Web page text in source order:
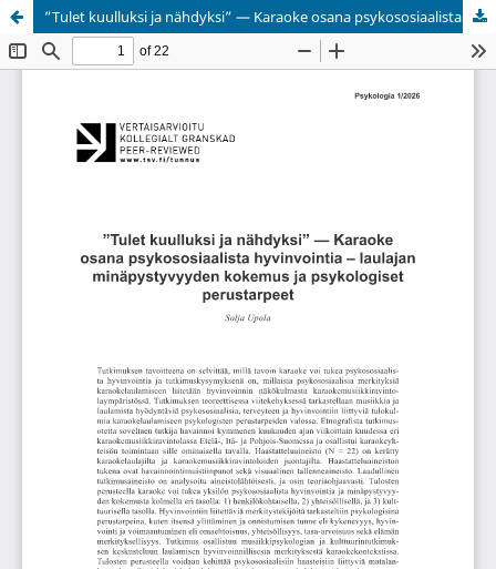
”Tulet kuulluksi ja nähdyksi” — Karaoke osana psykososiaalista hyvinvointia – laulajan minäpystyvyyden kokemus ja psykologiset perustarpeet
Tieteellisten seurain valtuuskunta